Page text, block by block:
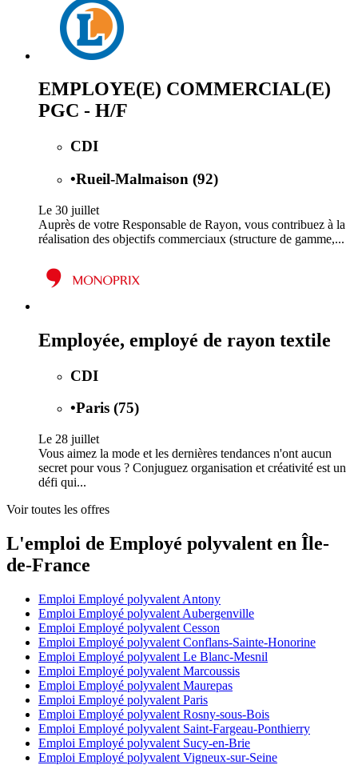
EMPLOYE(E) COMMERCIAL(E)
PGC - H/F
CDI
•Rueil-Malmaison (92)
Le 30 juillet
Auprès de votre Responsable de Rayon, vous contribuez à la
réalisation des objectifs commerciaux (structure de gamme,...
Employée, employé de rayon textile
CDI
•Paris (75)
Le 28 juillet
Vous aimez la mode et les dernières tendances n'ont aucun
secret pour vous ? Conjuguez organisation et créativité est un
défi qui...
Voir toutes les offres
L'emploi de Employé polyvalent en Île-
de-France
Emploi Employé polyvalent Antony
Emploi Employé polyvalent Aubergenville
Emploi Employé polyvalent Cesson
Emploi Employé polyvalent Conflans-Sainte-Honorine
Emploi Employé polyvalent Le Blanc-Mesnil
Emploi Employé polyvalent Marcoussis
Emploi Employé polyvalent Maurepas
Emploi Employé polyvalent Paris
Emploi Employé polyvalent Rosny-sous-Bois
Emploi Employé polyvalent Saint-Fargeau-Ponthierry
Emploi Employé polyvalent Sucy-en-Brie
Emploi Employé polyvalent Vigneux-sur-Seine